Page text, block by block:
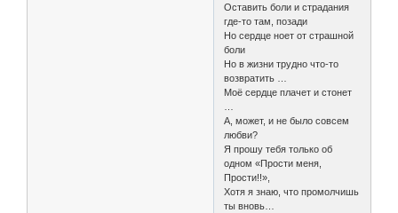
Оставить боли и страдания
где-то там, позади
Но сердце ноет от страшной
боли
Но в жизни трудно что-то
возвратить …
Моё сердце плачет и стонет
А, может, и не было совсем
любви?
Я прошу тебя только об
одном «Прости меня,
Прости!!»,
Хотя я знаю, что промолчишь
ты вновь…